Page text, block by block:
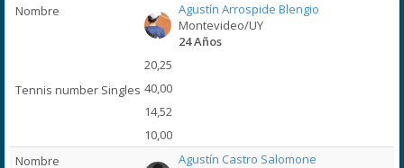
Agustín Arrospide Blengio
Montevideo/UY
24 Años
20,25
40,00
14,52
10,00
Agustín Castro Salomone